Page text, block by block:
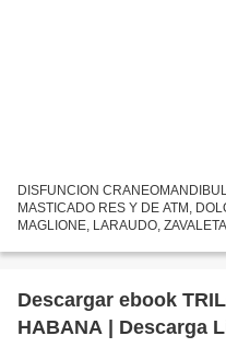
DISFUNCION
MASTICADO RES Y DE ATM,
MAGLIONE, LARAUDO,
RES Y DE ATM, DOLOR
Descargar ebook
HABANA | Descarga